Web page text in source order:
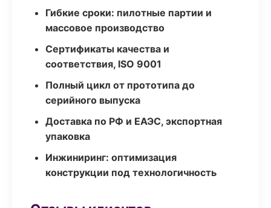
Гибкие сроки: пилотные партии и
массовое производство
Сертификаты качества и
соответствия, ISO 9001
Полный цикл от прототипа до
серийного выпуска
Доставка по РФ и ЕАЭС, экспортная
упаковка
Инжиниринг: оптимизация
конструкции под технологичность